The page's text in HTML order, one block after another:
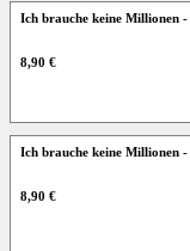
Ich brauche keine Millionen
8,90 €
Ich brauche keine Millionen
8,90 €